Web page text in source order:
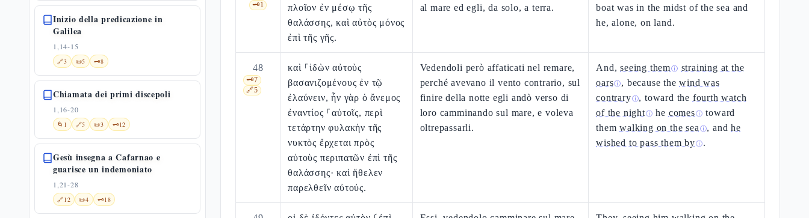
Inizio della predicazione in
Galilea
1,14-15
🔗3 📜5 🗝️8
Chiamata dei primi discepoli
1,16-20
🌀 1 🔗5 📜3 🗝️12
Gesù insegna a Cafarnao e
guarisce un indemoniato
1,21-28
🔗12 📜4 🗝️18
🗝️1
πλοῖον ἐν μέσῳ τῆς
θαλάσσης, καὶ αὐτὸς μόνος
ἐπὶ τῆς γῆς.
al mare ed egli, da solo, a terra.
boat was in the midst of the sea and
he, alone, on land.
48
🗝️7
🔗5
καὶ ⸀ἰδὼν αὐτοὺς
βασανιζομένους ἐν τῷ
ἐλαύνειν, ἦν γὰρ ὁ ἄνεμος
ἐναντίος ⸀αὐτοῖς, περὶ
τετάρτην φυλακὴν τῆς
νυκτὸς ἔρχεται πρὸς
αὐτοὺς περιπατῶν ἐπὶ τῆς
θαλάσσης· καὶ ἤθελεν
παρελθεῖν αὐτούς.
Vedendoli però affaticati nel remare,
perché avevano il vento contrario, sul
finire della notte egli andò verso di
loro camminando sul mare, e voleva
oltrepassarli.
And,seeing themⓘ straining at the
oarsⓘ, because thewind was
contraryⓘ, toward the fourth watch
of the nightⓘ he comesⓘ toward
themwalking on the sea ⓘ, andhe
wished to pass them byⓘ.